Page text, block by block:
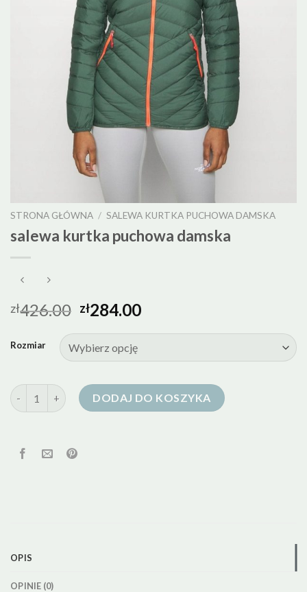
STRONA GŁÓWNA / SALEWA KURTKA PUCHOWA DAMSKA
salewa kurtka puchowa damska
zł426.00 zł284.00
Rozmiar
ilość salewa kurtka puchowa damska
DODAJ DO KOSZYKA
OPIS
OPINIE (0)